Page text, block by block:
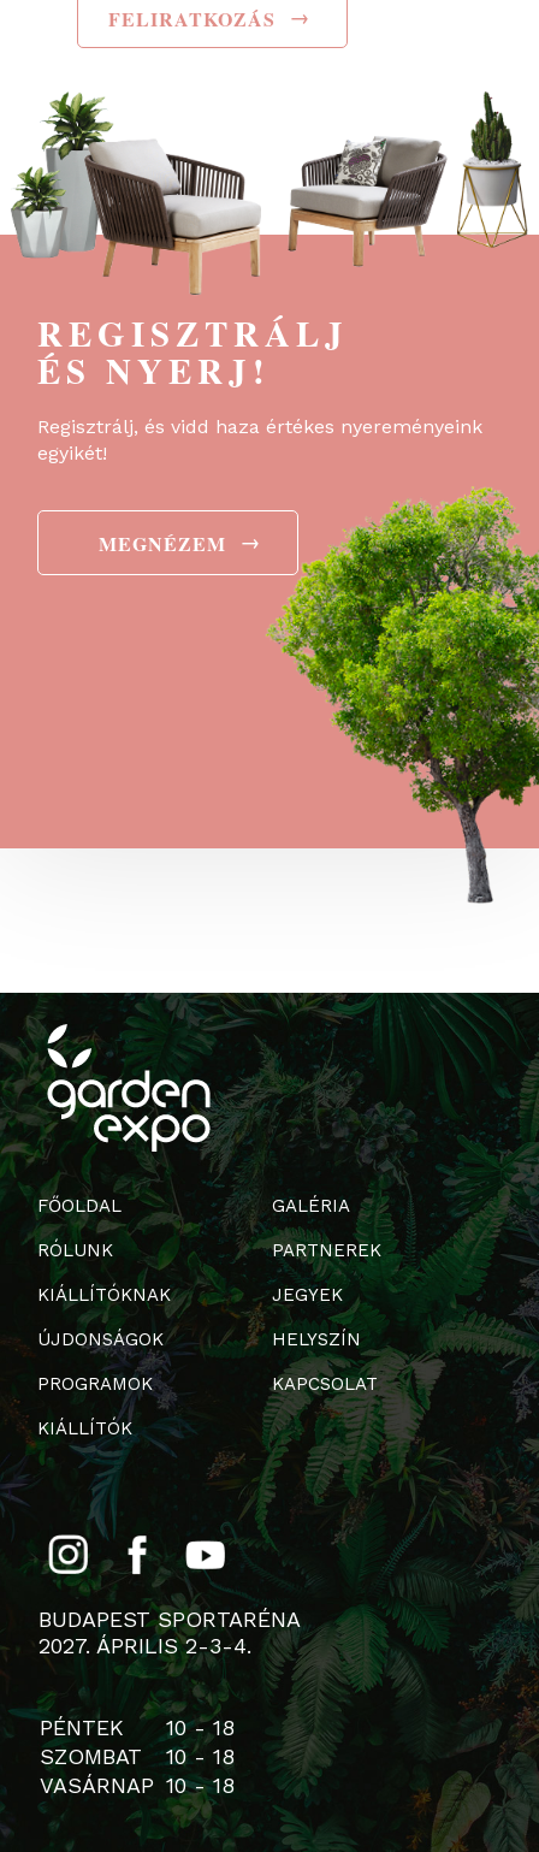
FELIRATKOZÁS →
REGISZTRÁLJ
ÉS NYERJ!
Regisztrálj, és vidd haza értékes nyereményeink
egyikét!
MEGNÉZEM →
FŐOLDAL
RÓLUNK
KIÁLLÍTÓKNAK
ÚJDONSÁGOK
PROGRAMOK
KIÁLLÍTÓK
GALÉRIA
PARTNEREK
JEGYEK
HELYSZÍN
KAPCSOLAT
BUDAPEST SPORTARÉNA
2027. ÁPRILIS 2-3-4.
PÉNTEK
10 - 18
SZOMBAT
10 - 18
VASÁRNAP 10 - 18